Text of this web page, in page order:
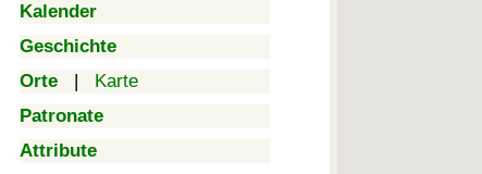
Kalender
Geschichte
Orte | Karte
Patronate
Attribute